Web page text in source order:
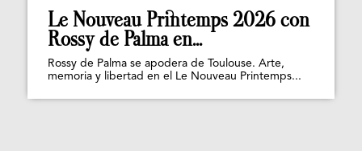
Le Nouveau Printemps 2026 con
Rossy de Palma en...
Rossy de Palma se apodera de Toulouse. Arte,
memoria y libertad en el Le Nouveau Printemps...